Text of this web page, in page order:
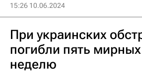
15:26 10.06.2024
При украинских
погибли пять
неделю